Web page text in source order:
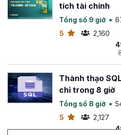
tích tài chính
Tổng số 9 giờ
5
2,160
Thành thạo
chỉ trong 8 giờ
Tổng số 8 giờ
5
2,127